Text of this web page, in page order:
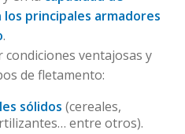
principales armadores
.
ventajosas y
de fletamento:
sólidos (cereales,
entre otros).